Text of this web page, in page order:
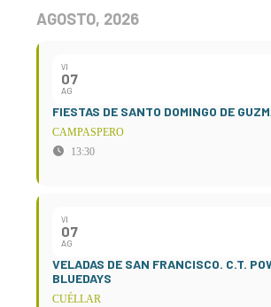
AGOSTO, 2026
VI
07
AG
FIESTAS DE SANTO DOMINGO DE
CAMPASPERO
13:30
VI
07
AG
VELADAS DE SAN FRANCISCO. C.T.
BLUEDAYS
CUÉLLAR